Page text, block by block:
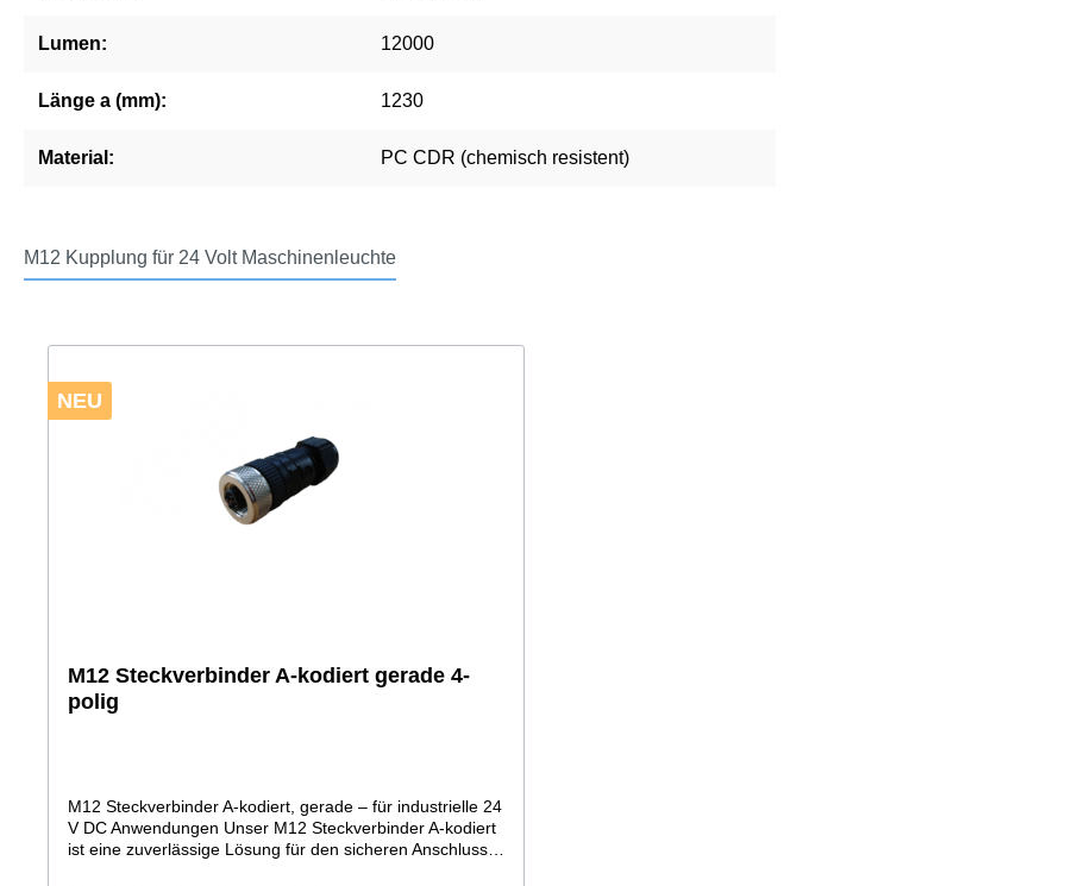
Lumen: 12000
Länge a (mm): 1230
Material: PC CDR (chemisch resistent)
M12 Kupplung für 24 Volt Maschinenleuchte
NEU
M12 Steckverbinder A-kodiert gerade 4-
polig
M12 Steckverbinder A-kodiert, gerade – für industrielle 24
V DC Anwendungen Unser M12 Steckverbinder A-kodiert
ist eine zuverlässige Lösung für den sicheren Anschluss